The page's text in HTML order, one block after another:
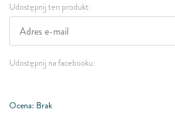
Udostępnij ten produkt:
Udostępnij na facebooku:
Ocena: Brak